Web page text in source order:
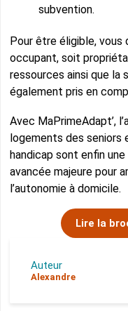
subvention.
Pour être éligible,
occupant, soit
ressources ainsi que la
également pris en
Avec MaPrimeAdapt’,
logements des seniors
handicap sont enfin
avancée majeure pour
l’autonomie à domicile.
Lire la
Auteur
Alexandre